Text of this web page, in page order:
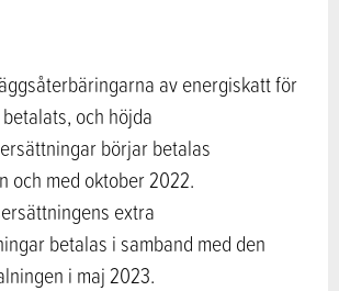
av energiskatt för
och höjda
börjar betalas
och med oktober 2022.
extra
betalas i samband med den
i maj 2023.